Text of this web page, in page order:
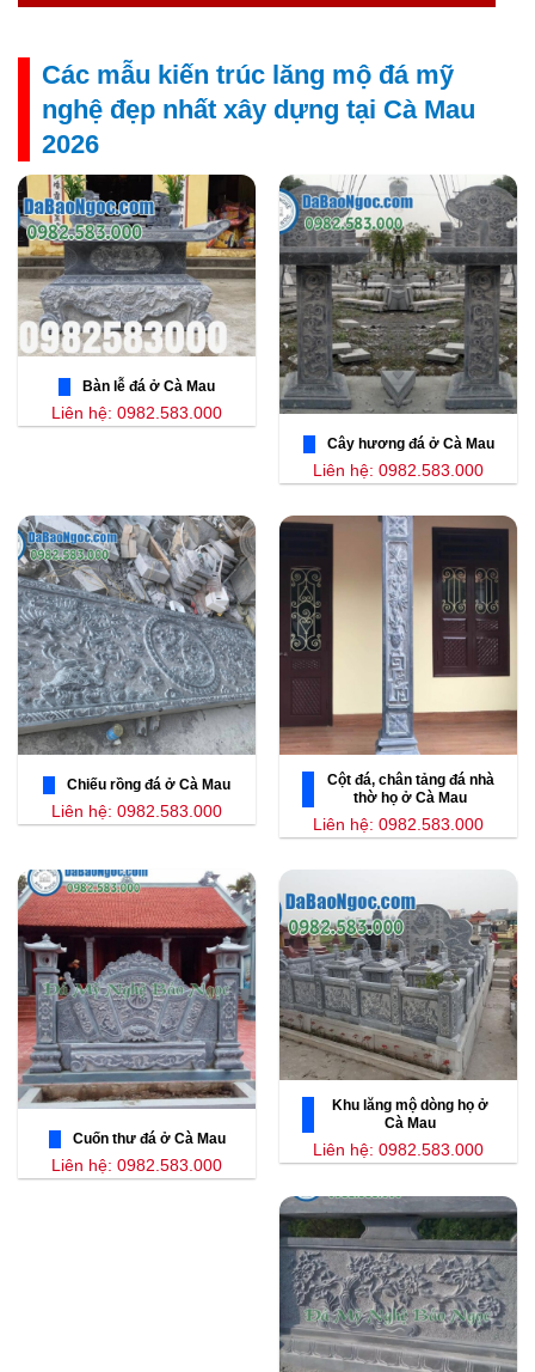
Các mẫu kiến trúc lăng mộ đá mỹ
nghệ đẹp nhất xây dựng tại Cà Mau
2026
Bàn lễ đá ở Cà Mau
Liên hệ: 0982.583.000
Cây hương đá ở Cà Mau
Liên hệ: 0982.583.000
Chiếu rồng đá ở Cà Mau
Liên hệ: 0982.583.000
Cột đá, chân tảng đá nhà
thờ họ ở Cà Mau
Liên hệ: 0982.583.000
Cuốn thư đá ở Cà Mau
Liên hệ: 0982.583.000
Khu lăng mộ dòng họ ở
Cà Mau
Liên hệ: 0982.583.000